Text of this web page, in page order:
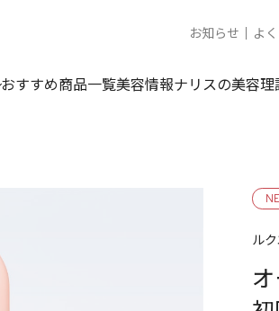
お知らせ よ
おすすめ商品一覧美容情報ナリスの美容理
ルク